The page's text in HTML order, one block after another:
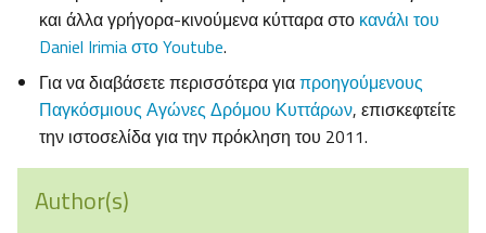
και άλλα γρήγορα-κινούμενα κύτταρα στο κανάλι του
Daniel Irimia στο Youtube.
Για να διαβάσετε περισσότερα γιαπροηγούμενους
Παγκόσμιους Αγώνες Δρόμου Κυττάρων, επισκεφτείτε
την ιστοσελίδα για την πρόκληση του 2011.
Author(s)